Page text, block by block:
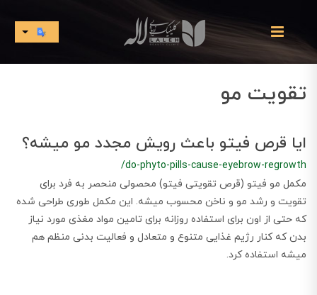
تقویت مو
ایا قرص فیتو باعث رویش مجدد مو میشه؟
/do-phyto-pills-cause-eyebrow-regrowth
مکمل مو فیتو (قرص تقویتی فیتو) محصولی منحصر به فرد برای
تقویت و رشد مو و ناخن محسوب میشه. این مکمل طوری طراحی شده
که حتی از اون برای استفاده روزانه برای تامین مواد مغذی مورد نیاز
بدن که کنار رژیم غذایی متنوع و متعادل و فعالیت بدنی منظم هم
میشه استفاده کرد.